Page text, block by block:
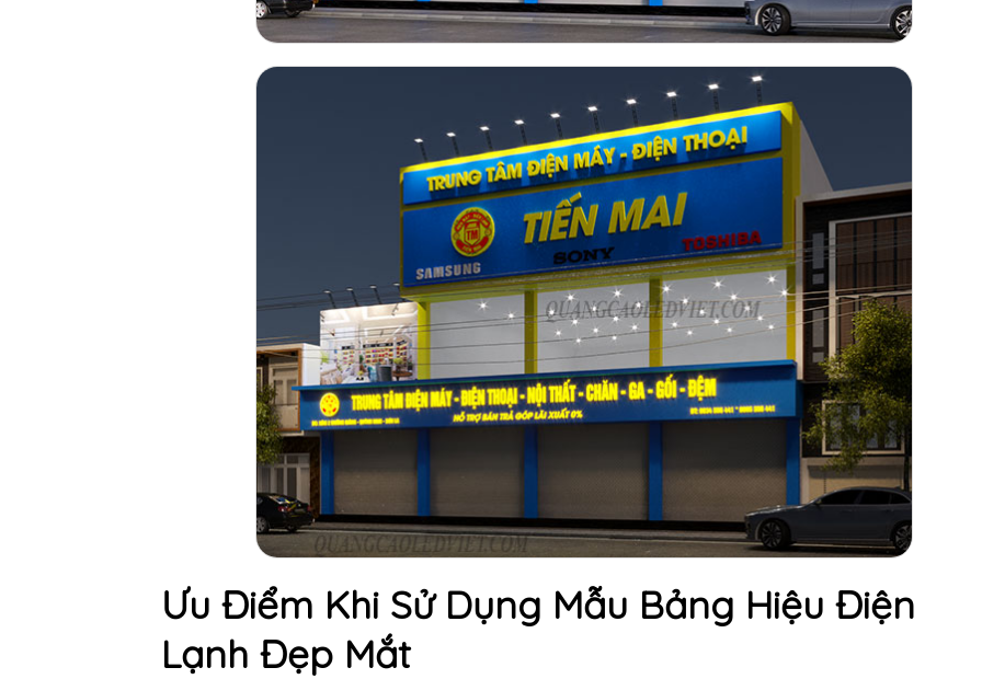
Ưu Điểm Khi Sử Dụng Mẫu Bảng Hiệu Điện
Lạnh Đẹp Mắt